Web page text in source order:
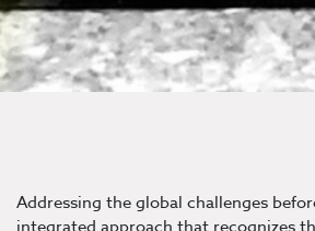
Addressing the global challenges